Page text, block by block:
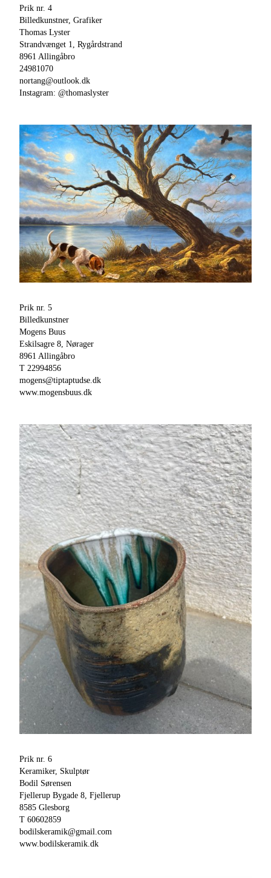
Prik nr. 4
Billedkunstner, Grafiker
Thomas Lyster
Strandvænget 1, Rygårdstrand
8961 Allingåbro
24981070
nortang@outlook.dk
Instagram: @thomaslyster
Prik nr. 5
Billedkunstner
Mogens Buus
Eskilsagre 8, Nørager
8961 Allingåbro
T 22994856
mogens@tiptaptudse.dk
www.mogensbuus.dk
Prik nr. 6
Keramiker, Skulptør
Bodil Sørensen
Fjellerup Bygade 8, Fjellerup
8585 Glesborg
T 60602859
bodilskeramik@gmail.com
www.bodilskeramik.dk